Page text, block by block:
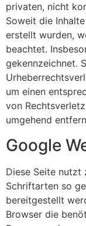
privaten, nicht
Soweit die
erstellt wurden,
beachtet.
gekennzeichnet.
um einen
von
umgehend
Google
Diese Seite nutzt
Schriftarten so
bereitgestellt
Browser die